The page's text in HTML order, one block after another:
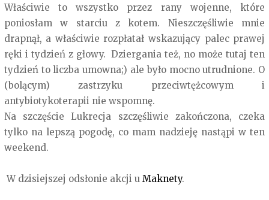
Właściwie to wszystko przez rany wojenne, które
poniosłam w starciu z kotem. Nieszczęśliwie mnie
drapnął, a właściwie rozpłatał wskazujący palec prawej
ręki i tydzień z głowy. Dziergania też, no może tutaj ten
tydzień to liczba umowna;) ale było mocno utrudnione. O
(bolącym) zastrzyku przeciwtężcowym i
antybiotykoterapii nie wspomnę.
Na szczęście Lukrecja szczęśliwie zakończona, czeka
tylko na lepszą pogodę, co mam nadzieję nastąpi w ten
weekend.
W dzisiejszej odsłonie akcji u Maknety.